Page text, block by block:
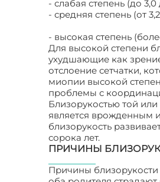
- слабая степень (до
- средняя степень (от
- высокая степень
Для высокой степени
ухудшающие как
отслоение сетчатки,
миопии высокой
проблемы с
Близорукостью той
является врожденным
близорукость
сорока лет.
ПРИЧИНЫ
Причины